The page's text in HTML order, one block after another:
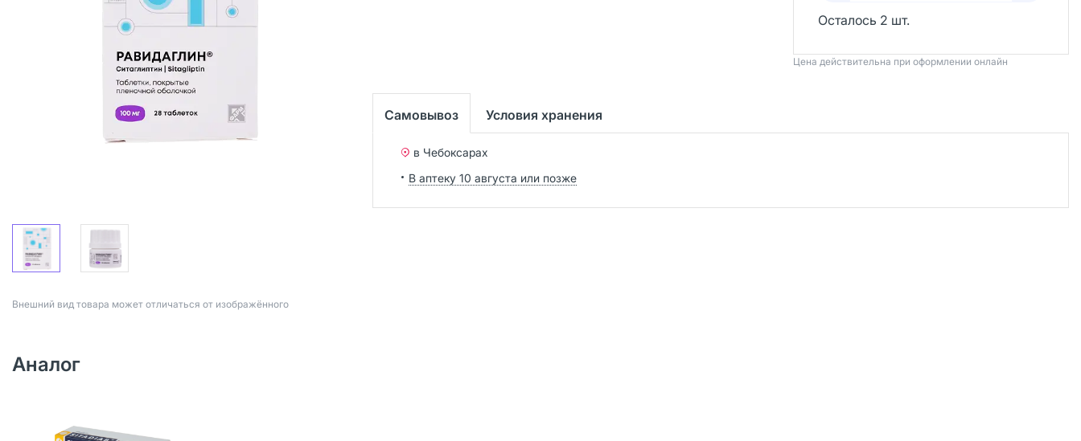
Bнешний вид товара может отличаться от изображённого
Осталось 2 шт.
Цена действительна при оформлении онлайн
Самовывоз Условия хранения
в Чебоксарах
В аптеку 10 августа или позже
Аналог